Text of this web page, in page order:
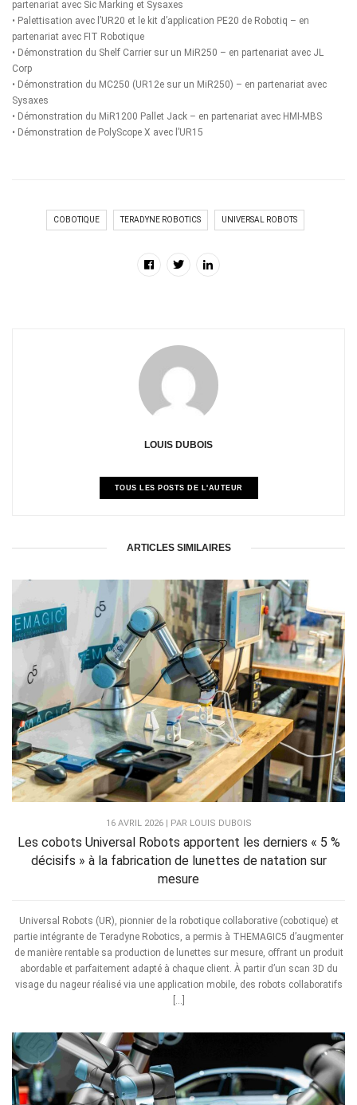
partenariat avec Sic Marking et Sysaxes
• Palettisation avec l’UR20 et le kit d’application PE20 de Robotiq – en
partenariat avec FIT Robotique
• Démonstration du Shelf Carrier sur un MiR250 – en partenariat avec JL
Corp
• Démonstration du MC250 (UR12e sur un MiR250) – en partenariat avec
Sysaxes
• Démonstration du MiR1200 Pallet Jack – en partenariat avec HMI-MBS
• Démonstration de PolyScope X avec l’UR15
COBOTIQUE TERADYNE ROBOTICS UNIVERSAL ROBOTS
LOUIS DUBOIS
TOUS LES POSTS DE L'AUTEUR
ARTICLES SIMILAIRES
16 AVRIL 2026 | PAR LOUIS DUBOIS
Les cobots Universal Robots apportent les derniers « 5 %
décisifs » à la fabrication de lunettes de natation sur
mesure
Universal Robots (UR), pionnier de la robotique collaborative (cobotique) et
partie intégrante de Teradyne Robotics, a permis à THEMAGIC5 d’augmenter
de manière rentable sa production de lunettes sur mesure, offrant un produit
abordable et parfaitement adapté à chaque client. À partir d’un scan 3D du
visage du nageur réalisé via une application mobile, des robots collaboratifs
[…]